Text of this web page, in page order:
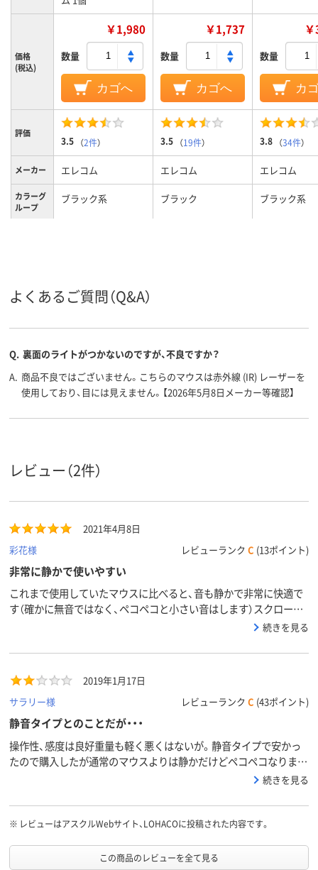
価格
(税込)
￥1,980
数量
カゴへ
￥1,737
数量
カゴへ
数量
カ
評価
3.5 （2件） 3.5 （19件） 3.8 （34件）
メーカー エレコム エレコム エレコム
カラーグ
ループ
ブラック系 ブラック ブラック系
3個 ※ホイールボタ
保証期間 6カ月 6カ月 6ヶ月
よくあるご質問（Q&A）
Q. 裏面のライトがつかないのですが、不良ですか？
A. 商品不良ではございません。こちらのマウスは赤外線 (IR) レーザーを
使用しており、目には見えません。【2026年5月8日メーカー等確認】
レビュー（2件）
2021年4月8日
彩花様
レビューランク C (13ポイント)
非常に静かで使いやすい
これまで使用していたマウスに比べると、音も静かで非常に快適で
す（確かに無音ではなく、ペコペコと小さい音はします）スクロール
する時に使用するマウスホイールも、グリグリ音もせず、気になりま
ち運びにも便利です。
続きを見る
2019年1月17日
サラリー様
レビューランク C (43ポイント)
静音タイプとのことだが・・・
操作性、感度は良好重量も軽く悪くはないが。静音タイプで安かっ
たので購入したが通常のマウスよりは静かだけどペコペコなりま
す。音はプラスチッキーないかにも安物な音。静音重視の方は見送
続きを見る
※ レビューはアスクルWebサイト、LOHACOに投稿された内容です。
この商品のレビューを全て見る